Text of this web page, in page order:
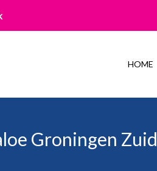
HOME
Groningen Zuid